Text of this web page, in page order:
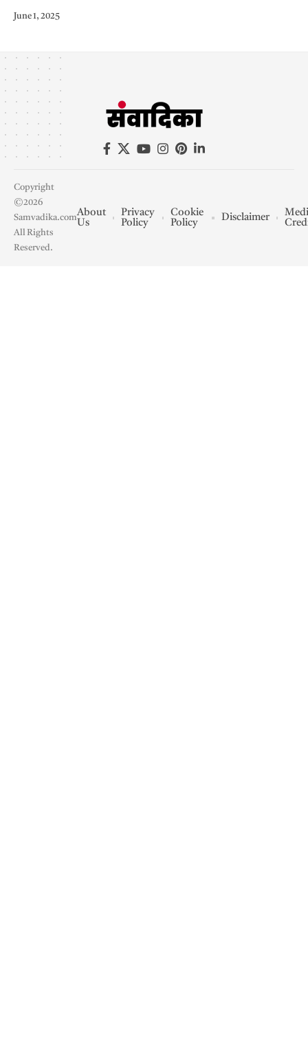
June 1, 2025
Copyright
©2026
Samvadika.com
All Rights
Reserved.
About
Us
Privacy
Policy
Cookie
Policy
Disclaimer